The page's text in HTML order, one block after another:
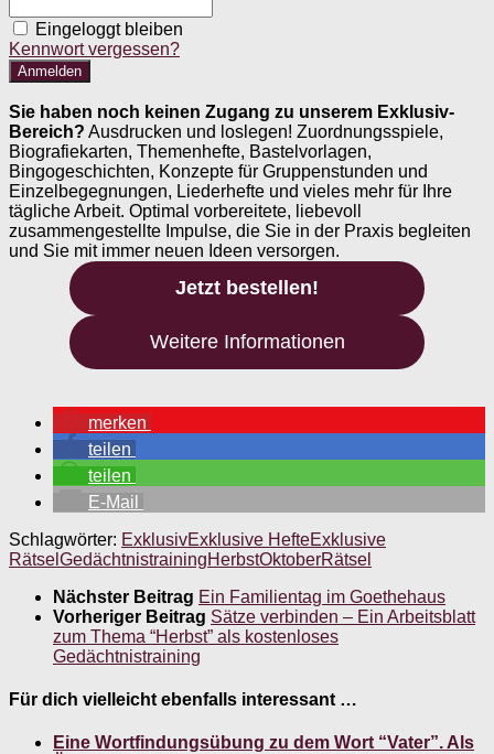
Eingeloggt bleiben
Kennwort vergessen?
Sie haben noch keinen Zugang zu unserem Exklusiv-
Bereich? Ausdrucken und loslegen! Zuordnungsspiele,
Biografiekarten, Themenhefte, Bastelvorlagen,
Bingogeschichten, Konzepte für Gruppenstunden und
Einzelbegegnungen, Liederhefte und vieles mehr für Ihre
tägliche Arbeit. Optimal vorbereitete, liebevoll
zusammengestellte Impulse, die Sie in der Praxis begleiten
und Sie mit immer neuen Ideen versorgen.
Jetzt bestellen!
Weitere Informationen
merken
teilen
teilen
E-Mail
Schlagwörter: ExklusivExklusive HefteExklusive
Rätsel GedächtnistrainingHerbstOktoberRätsel
Nächster Beitrag Ein Familientag im Goethehaus
Vorheriger Beitrag Sätze verbinden – Ein Arbeitsblatt
zum Thema “Herbst” als kostenloses
Gedächtnistraining
Für dich vielleicht ebenfalls interessant …
Eine Wortfindungsübung zu dem Wort “Vater”. Als